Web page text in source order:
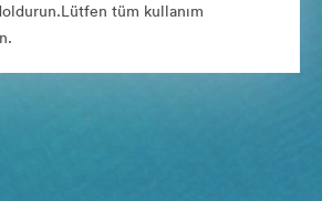
tüm kullanım